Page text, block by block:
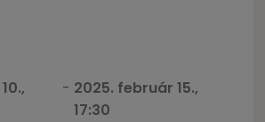
- 2025. február 15.,
17:30